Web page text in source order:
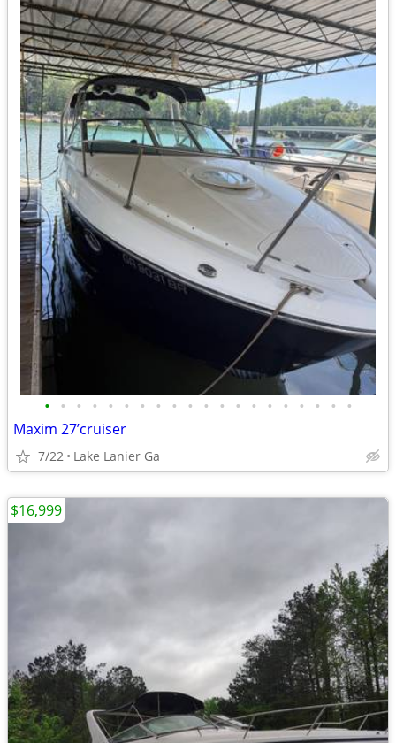
• • • • • • • • • • • • • • • • • • • •
Maxim 27’cruiser
7/22 Lake Lanier Ga
$16,999